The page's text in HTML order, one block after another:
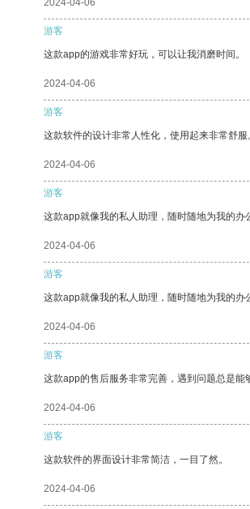
2024-04-06
游客
这款app的游戏非常好玩，可以让我消磨时间。
2024-04-06
游客
这款软件的设计非常人性化，使用起来非常舒服
2024-04-06
游客
这款app就像我的私人助理，随时随地为我的办
2024-04-06
游客
这款app就像我的私人助理，随时随地为我的办
2024-04-06
游客
这款app的售后服务非常完善，遇到问题总是能
2024-04-06
游客
这款软件的界面设计非常简洁，一目了然。
2024-04-06